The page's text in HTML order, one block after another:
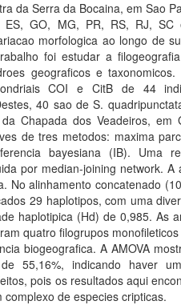
da Serra da Bocaina, em Sao
ES, GO, MG, PR, RS, RJ, SC
morfologica ao longo de
foi estudar a
geograficos e taxonomicos.
COI e CitB de 44
40 sao de S.
Chapada dos Veadeiros, em
de tres metodos: maxima
bayesiana (IB). Uma
por median-joining network. A
No alinhamento concatenado
29 haplotipos, com uma
haplotipica (Hd) de 0,985. As
quatro filogrupos
biogeografica. A AMOVA
55,16%, indicando haver
pois os resultados aqui
de especies cripticas.